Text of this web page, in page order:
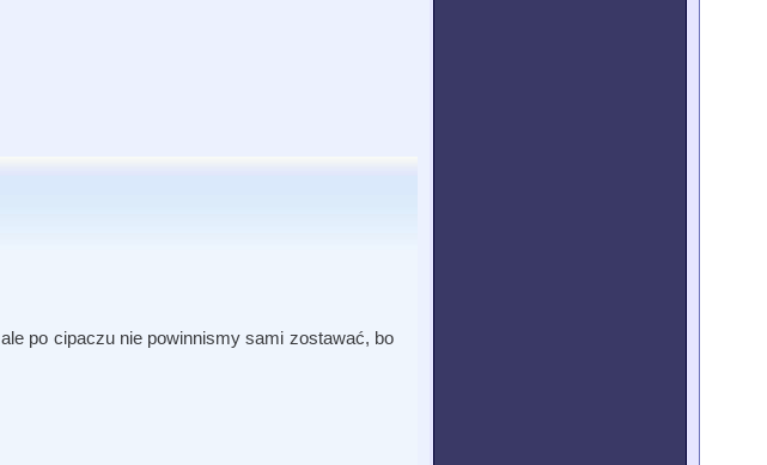
po cipaczu nie powinnismy sami zostawać, bo